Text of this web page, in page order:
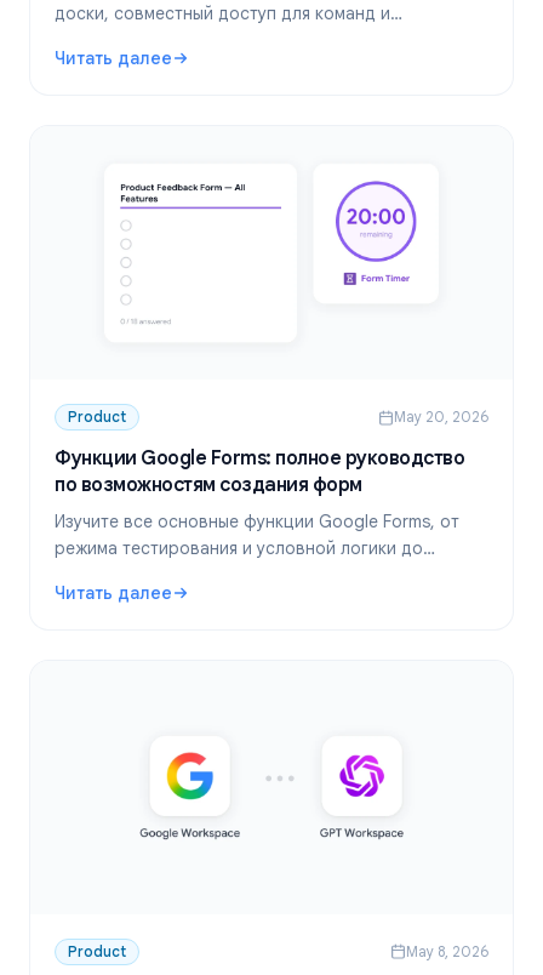
доски, совместный доступ для команд и
полном обзоре 2026 года мы рассматриваем
Читать далее
: Обзор TasksBoard 2026: лучший способ управления
Product May 20, 2026
Функции Google Forms: полное руководство
по возможностям создания форм
Изучите все основные функции Google Forms, от
режима тестирования и условной логики до
времени. Полное руководство по функционалу.
Читать далее
: Функции Google Forms: полное руководство по
Product May 8, 2026